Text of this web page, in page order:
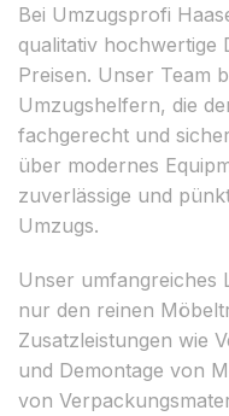
Bei Umzugsprofi
qualitativ hochwertige
Preisen. Unser Team
Umzugshelfern, die
fachgerecht und
über modernes
zuverlässige und
Umzugs.
Unser umfangreiches
nur den reinen
Zusatzleistungen wie
und Demontage von
von